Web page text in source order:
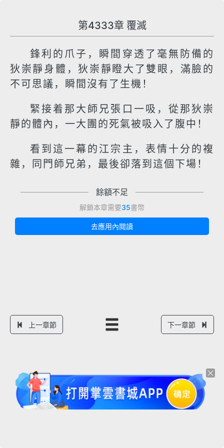
第4333章 覆滅
鋒利的爪子，瞬間穿透了毫無防備的
狄崇靜身體，狄崇靜瞪大了雙眼，滿臉的
不可思議，瞬間沒有了生機！
緊接着那大師兄張口一吸，從那狄崇
靜的體內，一大團的死氣被吸入了腹中！
看到這一幕的江宗主，表情十分的複
雜，同門師兄弟，最後卻落到這個下場！
餘額不足
解鎖本章需要35書幣
去應用內閱讀
上一章節 下一章節